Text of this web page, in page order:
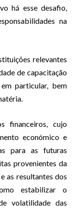
há esse desafio,
na
relevantes
de capacitação
particular, bem
financeiros, cujo
económico e
para as futuras
provenientes da
as resultantes dos
estabilizar o
volatilidade das